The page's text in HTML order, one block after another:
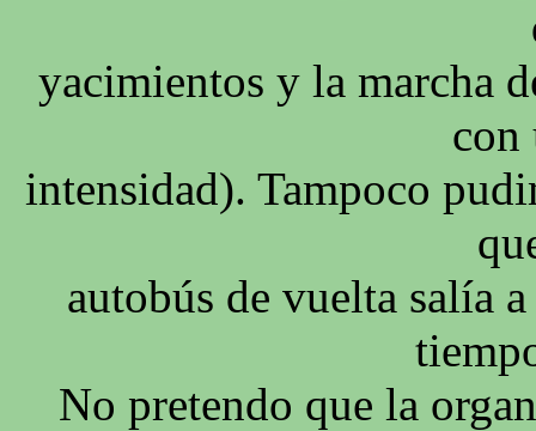
yacimientos y la marcha
con
intensidad). Tampoco
autobús de vuelta salía
No pretendo que la